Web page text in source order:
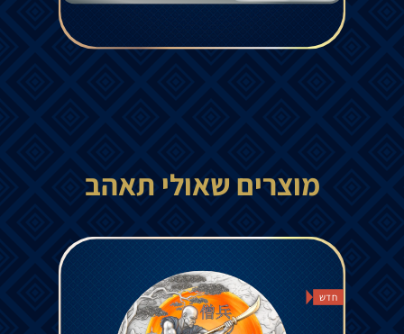
מוצרים שאולי תאהב
חדש